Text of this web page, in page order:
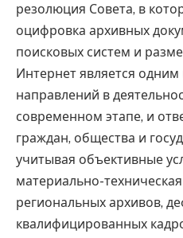
резолюция Совета, в
оцифровка архивных
поисковых систем и
Интернет является
направлений в
современном этапе, и
граждан, общества и
учитывая объективные
материально-
региональных архивов,
квалифицированных